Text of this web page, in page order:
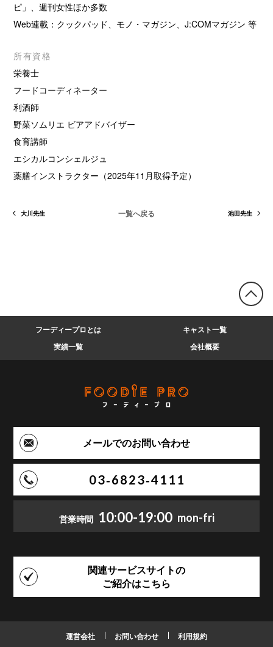
ピ」、週刊女性ほか多数
Web連載：クックパッド、モノ・マガジン、J:COMマガジン 等
所有資格
栄養士
フードコーディネーター
利酒師
野菜ソムリエ ビアアドバイザー
食育講師
エシカルコンシェルジュ
薬膳インストラクター（2025年11月取得予定）
大川先生 一覧へ戻る 池田先生
フーディープロとは
キャスト一覧
実績一覧
会社概要
メールでのお問い合わせ
03‑6823‑4111
営業時間 10:00-19:00 mon-fri
関連サービスサイトの
ご紹介はこちら
運営会社 お問い合わせ 利用規約